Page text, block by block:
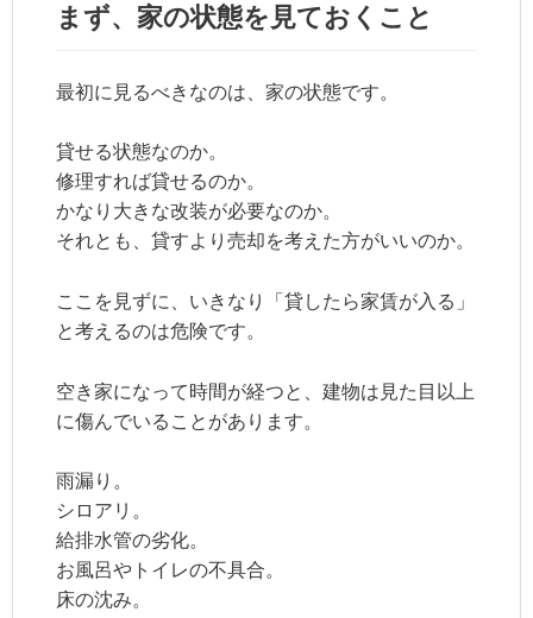
まず、家の状態を見ておくこと
最初に見るべきなのは、家の状態です。
貸せる状態なのか。
修理すれば貸せるのか。
かなり大きな改装が必要なのか。
それとも、貸すより売却を考えた方がいいのか。
ここを見ずに、いきなり「貸したら家賃が入る」
と考えるのは危険です。
空き家になって時間が経つと、建物は見た目以上
に傷んでいることがあります。
雨漏り。
シロアリ。
給排水管の劣化。
お風呂やトイレの不具合。
床の沈み。